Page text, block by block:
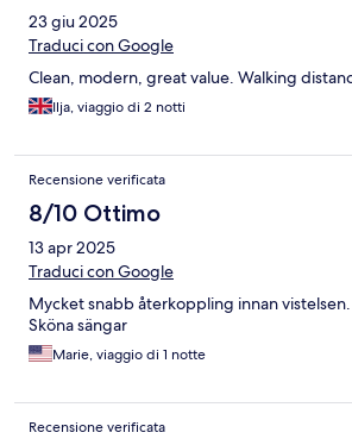
23 giu 2025
Traduci con Google
Clean, modern, great value. Walking
Ilja, viaggio di 2 notti
Recensione verificata
8/10 Ottimo
13 apr 2025
Traduci con Google
Mycket snabb återkoppling innan
Sköna sängar
Marie, viaggio di 1 notte
Recensione verificata